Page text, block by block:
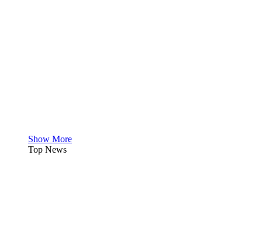
Show More
Top News